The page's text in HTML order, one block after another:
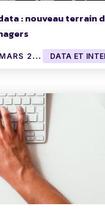
: nouveau terrain
2
0 MARS 2024 DATA ET